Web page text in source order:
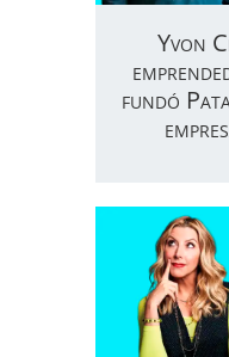
Yvon
fundó